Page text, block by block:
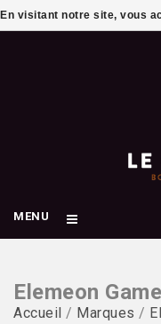
MENU
Elemeon
Accueil / Marques /
En visitant notre site, vous